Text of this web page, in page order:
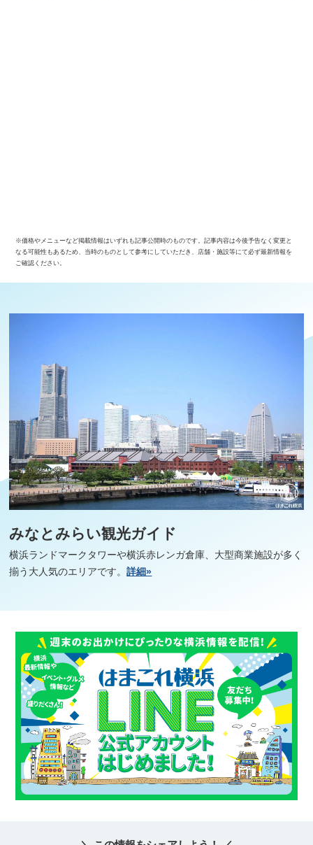
※価格やメニューなど掲載情報はいずれも記事公開時のものです。記事内容は今後予告なく変更と
なる可能性もあるため、当時のものとして参考にしていただき、店舗・施設等にて必ず最新情報を
ご確認ください。
みなとみらい観光ガイド
横浜ランドマークタワーや横浜赤レンガ倉庫、大型商業施設が多く
揃う大人気のエリアです。詳細»